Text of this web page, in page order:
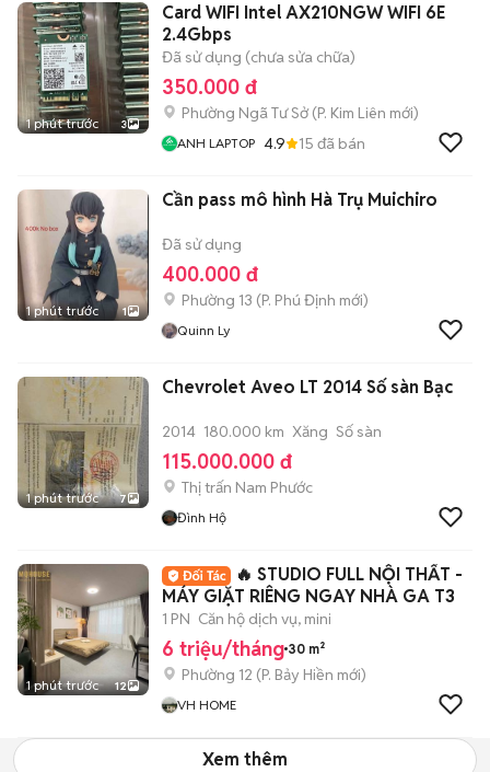
1 phút trước 3
Card WIFI Intel AX210NGW WIFI 6E
2.4Gbps
Đã sử dụng (chưa sửa chữa)
350.000 đ
Phường Ngã Tư Sở(P. Kim Liên mới)
ANH LAPTOP 4.9 15 đã bán
1 phút trước 1
Cần pass mô hình Hà Trụ Muichiro
Đã sử dụng
400.000 đ
Phường 13 (P. Phú Định mới)
Quinn Ly
1 phút trước 7
Chevrolet Aveo LT 2014 Số sàn Bạc
2014 180.000 km Xăng Số sàn
115.000.000 đ
Thị trấn Nam Phước
Đình Hộ
1 phút trước 12
🔥 STUDIO FULL NỘI THẤT -
MÁY GIẶT RIÊNG NGAY NHÀ GA T3
1 PN Căn hộ dịch vụ, mini
6 triệu/tháng 30 m²
Phường 12 (P. Bảy Hiền mới)
VH HOME
Xem thêm